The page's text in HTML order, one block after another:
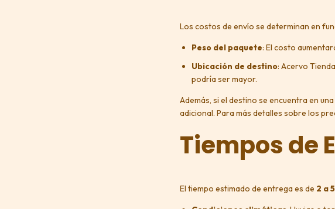
Los costos de envío se determinan en
Peso del paquete: El costo
Ubicación de destino: Acervo
podría ser mayor.
Además, si el destino se encuentra en una
adicional. Para más detalles sobre los
Tiempos de
El tiempo estimado de entrega es de 2 a